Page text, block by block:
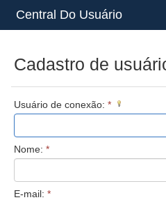
Central Do Usuário
Cadastro de
Usuário de conexão: *
Nome: *
E-mail: *